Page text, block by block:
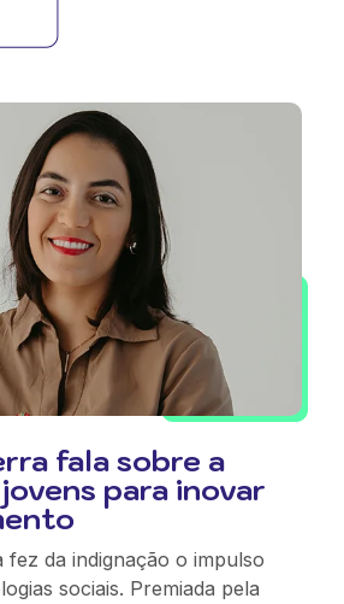
fala sobre a
para inovar
fez da indignação o impulso
sociais. Premiada pela